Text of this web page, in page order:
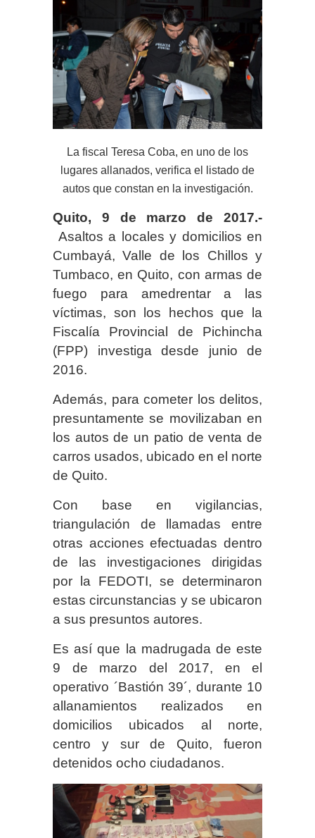
La fiscal Teresa Coba, en uno de los
lugares allanados, verifica el listado de
autos que constan en la investigación.
Quito, 9 de marzo de 2017.-
Asaltos a locales y domicilios en
Cumbayá, Valle de los Chillos y
Tumbaco, en Quito, con armas de
fuego para amedrentar a las
víctimas, son los hechos que la
Fiscalía Provincial de Pichincha
(FPP) investiga desde junio de
2016.
Además, para cometer los delitos,
presuntamente se movilizaban en
los autos de un patio de venta de
carros usados, ubicado en el norte
de Quito.
Con base en vigilancias,
triangulación de llamadas entre
otras acciones efectuadas dentro
de las investigaciones dirigidas
por la FEDOTI, se determinaron
estas circunstancias y se ubicaron
a sus presuntos autores.
Es así que la madrugada de este
9 de marzo del 2017, en el
operativo ´Bastión 39´, durante 10
allanamientos realizados en
domicilios ubicados al norte,
centro y sur de Quito, fueron
detenidos ocho ciudadanos.